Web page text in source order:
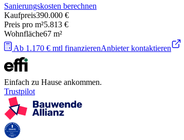
Sanierungskosten berechnen
Kaufpreis390.000 €
Preis pro m²5.813 €
Wohnfläche67 m²
Ab 1.170 € mtl finanzierenAnbieter kontaktieren
Einfach zu Hause ankommen.
Trustpilot